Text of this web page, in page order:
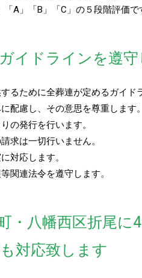
A」「B」「C」の５段階評価で
イドラインを遵
るために全葬連が定めるガイド
配慮し、その意思を尊重します。
の発行を行います。
求は一切行いません。
対応します。
関連法令を遵守します。
・八幡西区折尾
対応致します